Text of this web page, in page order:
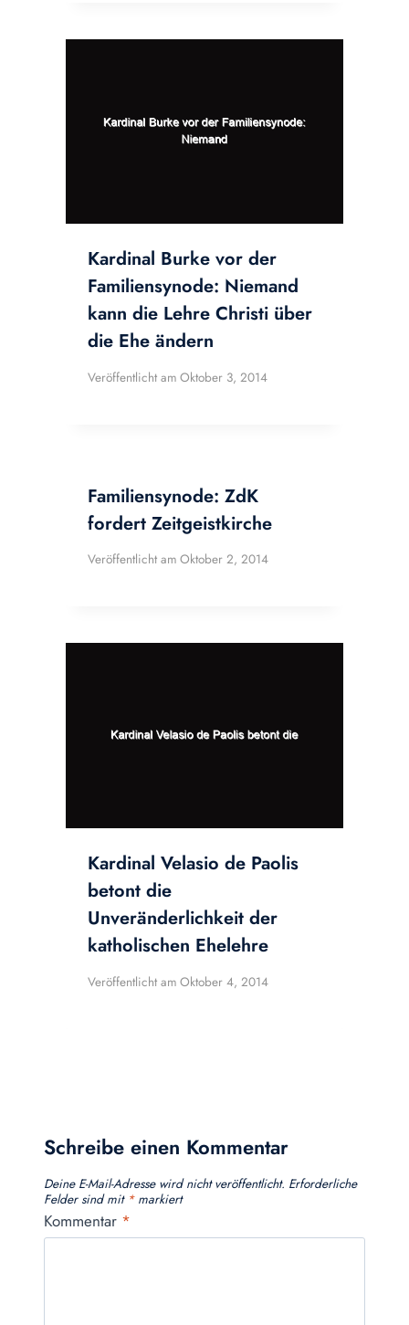
Kardinal Burke vor der
Familiensynode: Niemand
kann die Lehre Christi über
die Ehe ändern
Veröffentlicht am Oktober 3, 2014
Familiensynode: ZdK
fordert Zeitgeistkirche
Veröffentlicht am Oktober 2, 2014
Kardinal Velasio de Paolis
betont die
Unveränderlichkeit der
katholischen Ehelehre
Veröffentlicht am Oktober 4, 2014
Schreibe einen Kommentar
Deine E-Mail-Adresse wird nicht veröffentlicht. Erforderliche
Felder sind mit *markiert
Kommentar *